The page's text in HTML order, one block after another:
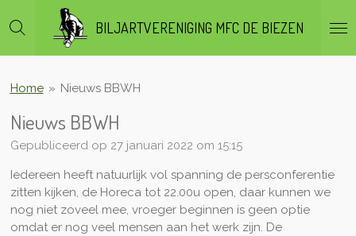
direct
hoofdinhoud
BILJARTVERENIGING MFC DE BIEZEN
Home » Nieuws BBWH
Nieuws BBWH
Gepubliceerd op 27 januari 2022 om 15:15
Iedereen heeft natuurlijk vol spanning de persconferentie
zitten kijken, de Horeca tot 22.00u open, daar kunnen we
nog niet zoveel mee, vroeger beginnen is geen optie
omdat er nog veel mensen aan het werk zijn. De